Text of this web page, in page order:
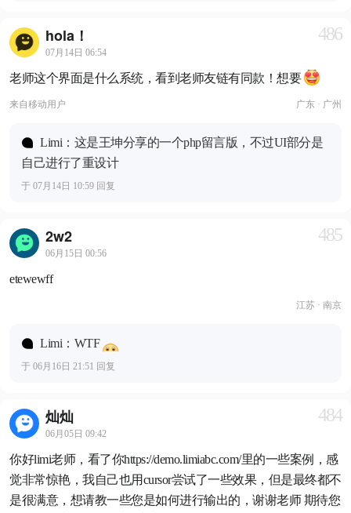
hola！
07月14日 06:54
486
老师这个界面是什么系统，看到老师友链有同款！想要
来自移动用户 广东 · 广州
Limi：这是王坤分享的一个php留言版，不过UI部分是
自己进行了重设计
于 07月14日 10:59 回复
2w2
06月15日 00:56
485
etewewff
江苏 · 南京
Limi：WTF
于 06月16日 21:51 回复
灿灿
06月05日 09:42
484
你好limi老师，看了你https://demo.limiabc.com/里的一些案例，感
觉非常惊艳，我自己也用cursor尝试了一些效果，但是最终都不
是很满意，想请教一些您是如何进行输出的，谢谢老师 期待您